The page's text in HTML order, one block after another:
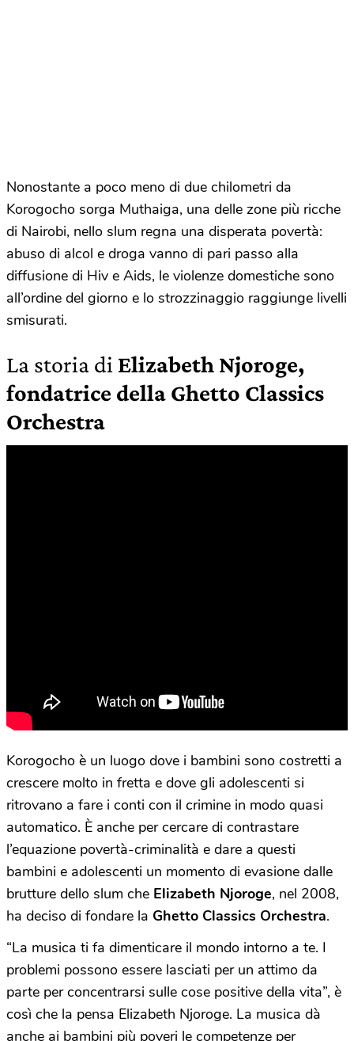
Nonostante a poco meno di due chilometri da
Korogocho sorga Muthaiga, una delle zone più ricche
di Nairobi, nello slum regna una disperata povertà:
abuso di alcol e droga vanno di pari passo alla
diffusione di Hiv e Aids, le violenze domestiche sono
all’ordine del giorno e lo strozzinaggio raggiunge livelli
smisurati.
La storia di Elizabeth Njoroge,
fondatrice della Ghetto Classics
Orchestra
Korogocho è un luogo dove i bambini sono costretti a
crescere molto in fretta e dove gli adolescenti si
ritrovano a fare i conti con il crimine in modo quasi
automatico. È anche per cercare di contrastare
l’equazione povertà-criminalità e dare a questi
bambini e adolescenti un momento di evasione dalle
brutture dello slum che Elizabeth Njoroge, nel 2008,
ha deciso di fondare la Ghetto Classics Orchestra.
“La musica ti fa dimenticare il mondo intorno a te. I
problemi possono essere lasciati per un attimo da
parte per concentrarsi sulle cose positive della vita”, è
così che la pensa Elizabeth Njoroge. La musica dà
anche ai bambini più poveri le competenze per